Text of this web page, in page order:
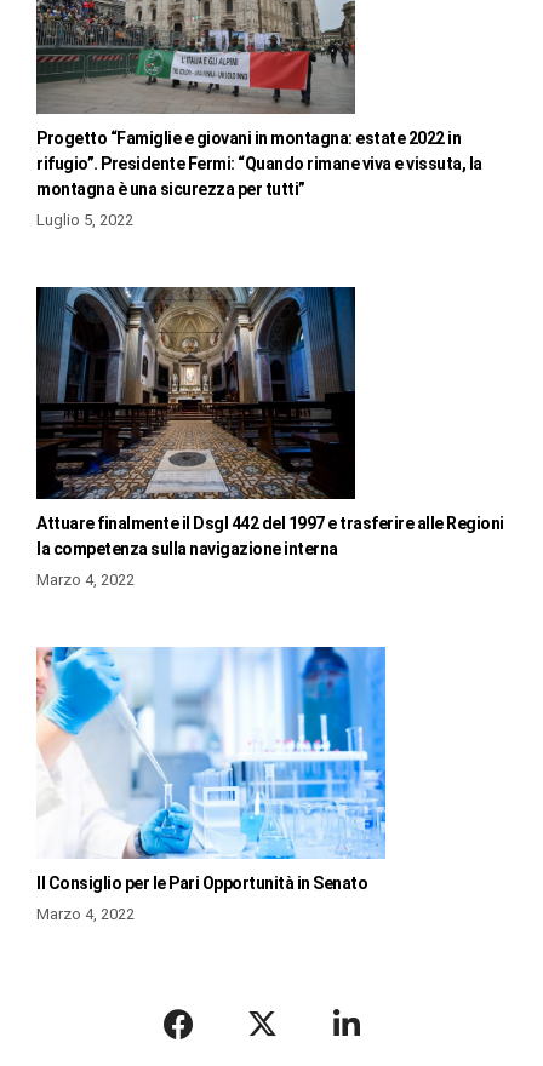
Progetto “Famiglie e giovani in montagna: estate 2022 in
rifugio”. Presidente Fermi: “Quando rimane viva e vissuta, la
montagna è una sicurezza per tutti”
Luglio 5, 2022
Attuare finalmente il Dsgl 442 del 1997 e trasferire alle Regioni
la competenza sulla navigazione interna
Marzo 4, 2022
Il Consiglio per le Pari Opportunità in Senato
Marzo 4, 2022